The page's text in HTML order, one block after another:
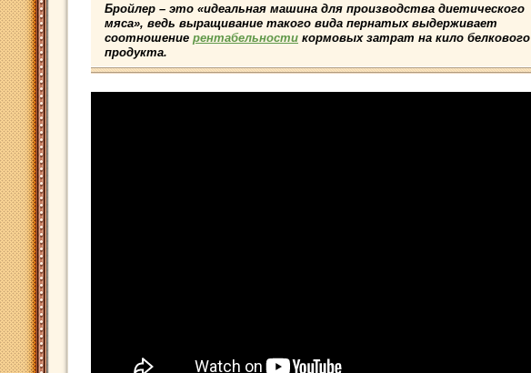
Бройлер – это «идеальная машина для производства диетического
мяса», ведь выращивание такого вида пернатых выдерживает
соотношение рентабельности кормовых затрат на кило белкового
продукта.